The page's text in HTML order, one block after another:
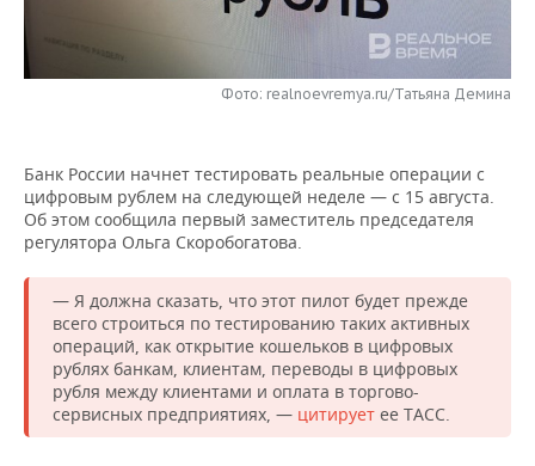
ЭНЕРГЕТИКА
РОЗНИЧНАЯ ТОРГОВЛЯ
НОВОСТИ ТЕХНОЛОГИЙ
ТЕЛЕКОММУНИКАЦИИ
МЕРОПРИЯТИЯ
НОВОСТИ МЕРОПРИЯТИЙ
БИЗНЕС-БРАНЧИ
ОТКРЫТАЯ ЛЕКЦИЯ
ФУТБОЛ
БАСКЕТБОЛ
ВОЛЕЙБОЛ
КИБЕРСПОРТ
НОВОСТИ ОБЩЕСТВА
ИНФРАСТРУКТУРА
ИСТОРИЯ
КУЛЬТУРА
ФОТОГАЛЕРЕЯ
СПРАВОЧНИК
СПИСОК ПЕРСОН
СПИСОК КОМПАНИЙ
ПОЛНАЯ ВЕРСИЯ
Фото: realnoevremya.ru/Татьяна Демина
Банк России начнет тестировать реальные операции с
цифровым рублем на следующей неделе — с 15 августа.
Об этом сообщила первый заместитель председателя
регулятора Ольга Скоробогатова.
— Я должна сказать, что этот пилот будет прежде
всего строиться по тестированию таких активных
операций, как открытие кошельков в цифровых
рублях банкам, клиентам, переводы в цифровых
рубля между клиентами и оплата в торгово-
сервисных предприятиях, — цитирует ее ТАСС.